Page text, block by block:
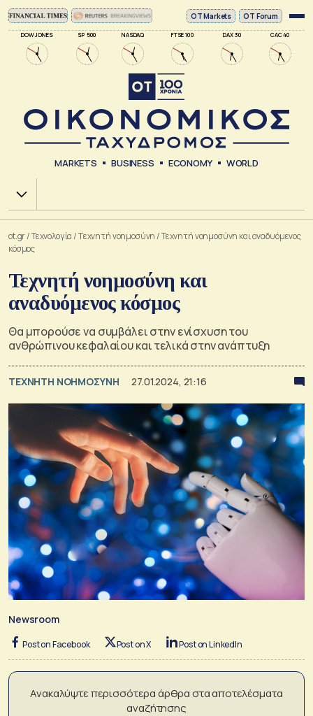
DOW JONES SP 500 NASDAQ FTSE 100 DAX 30 CAC 40
ΟΤ Markets OT Forum
MARKETS BUSINESS ECONOMY WORLD
Χ.Α.
ot.gr/Τεχνολογία /Tεχνητή νοημοσύνη /Τεχνητή νοημοσύνη και αναδυόμενος
κόσμος
Τεχνητή νοημοσύνη και
αναδυόμενος κόσμος
Θα μπορούσε να συμβάλει στην ενίσχυση του
ανθρώπινου κεφαλαίου και τελικά στην ανάπτυξη
TΕΧΝΗΤΗ ΝΟΗΜΟΣΥΝΗ 27.01.2024, 21:16
Newsroom
Post on Facebook Post on X Post on LinkedIn
Ανακαλύψτε περισσότερα άρθρα στα αποτελέσματα
αναζήτησης